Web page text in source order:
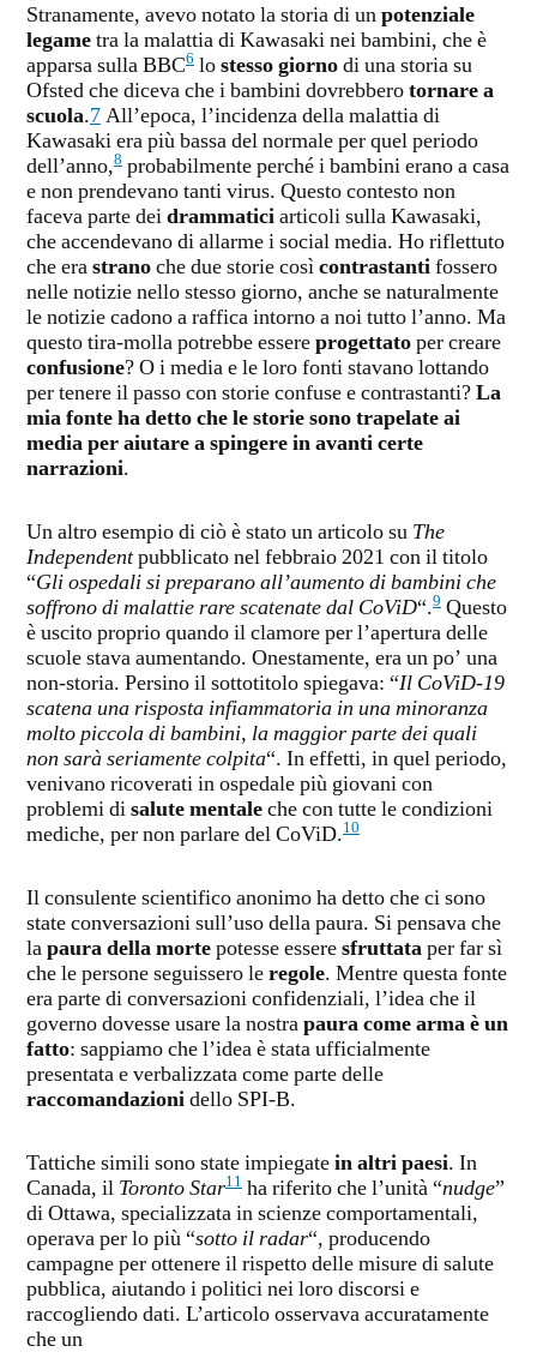
Stranamente, avevo notato la storia di unpotenziale
legametra la malattia di Kawasaki nei bambini, che è
apparsa sulla BBC6 lostesso giornodi una storia su
Ofsted che diceva che i bambini dovrebberotornare a
scuola.7All’epoca, l’incidenza della malattia di
Kawasaki era più bassa del normale per quel periodo
dell’anno,8 probabilmente perché i bambini erano a casa
e non prendevano tanti virus. Questo contesto non
faceva parte deidrammaticiarticoli sulla Kawasaki,
che accendevano di allarme i social media. Ho riflettuto
che erastranoche due storie cosìcontrastantifossero
nelle notizie nello stesso giorno, anche se naturalmente
le notizie cadono a raffica intorno a noi tutto l’anno. Ma
questo tira-molla potrebbe essereprogettatoper creare
confusione? O i media e le loro fonti stavano lottando
per tenere il passo con storie confuse e contrastanti?La
mia fonte ha detto che le storie sono trapelate ai
media per aiutare a spingere in avanti certe
narrazioni.
Un altro esempio di ciò è stato un articolo su The
Independentpubblicato nel febbraio 2021 con il titolo
“Gli ospedali si preparano all’aumento di bambini che
soffrono di malattie rare scatenate dal CoViD“.9 Questo
è uscito proprio quando il clamore per l’apertura delle
scuole stava aumentando. Onestamente, era un po’ una
non-storia. Persino il sottotitolo spiegava: “Il CoViD-19
scatena una risposta infiammatoria in una minoranza
molto piccola di bambini, la maggior parte dei quali
non sarà seriamente colpita“. In effetti, in quel periodo,
venivano ricoverati in ospedale più giovani con
problemi disalute mentaleche con tutte le condizioni
mediche, per non parlare del CoViD.10
Il consulente scientifico anonimo ha detto che ci sono
state conversazioni sull’uso della paura. Si pensava che
lapaura della mortepotesse esseresfruttataper far sì
che le persone seguissero leregole. Mentre questa fonte
era parte di conversazioni confidenziali, l’idea che il
governo dovesse usare la nostrapaura come arma è un
fatto: sappiamo che l’idea è stata ufficialmente
presentata e verbalizzata come parte delle
raccomandazionidello SPI-B.
Tattiche simili sono state impiegatein altri paesi. In
Canada, il Toronto Star11 ha riferito che l’unità “nudge”
di Ottawa, specializzata in scienze comportamentali,
operava per lo più “sotto il radar“, producendo
campagne per ottenere il rispetto delle misure di salute
pubblica, aiutando i politici nei loro discorsi e
raccogliendo dati. L’articolo osservava accuratamente
che un